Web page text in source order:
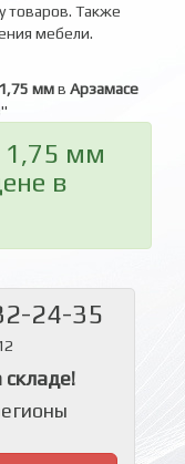
товаров. Также
мебели.
ммв Арзамасе
1,75 мм
в
24-35
складе!